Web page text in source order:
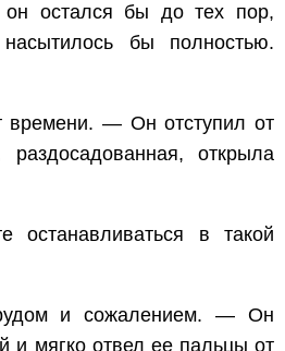
он остался бы до тех пор,
бы полностью.
— Он отступил от
открыла
в такой
и сожалением. — Он
и мягко отвел ее пальцы от